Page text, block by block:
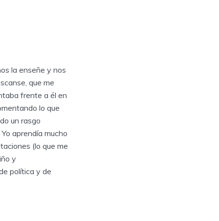
la enseñe y nos
que me
frente a él en
lo que
un rasgo
aprendía mucho
(lo que me
y
política y de